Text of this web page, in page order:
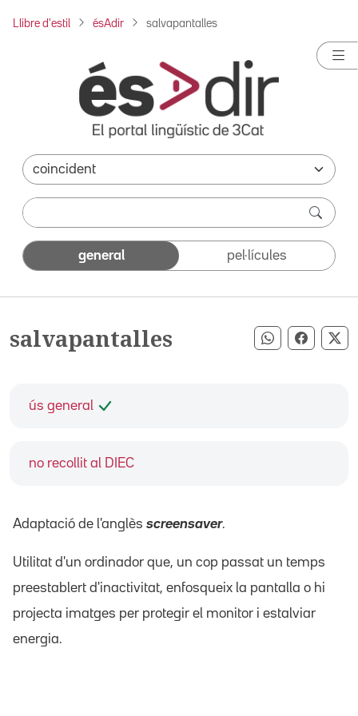
Llibre d'estil ésAdir salvapantalles
general pel·lícules
salvapantalles Compartir
ús general
no recollit al DIEC
Adaptació de l'anglès screensaver.
Utilitat d'un ordinador que, un cop passat un temps
preestablert d'inactivitat, enfosqueix la pantalla o hi
projecta imatges per protegir el monitor i estalviar
energia.